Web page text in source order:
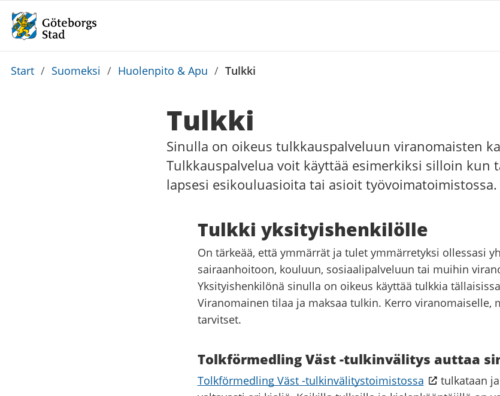
Du
Start / Suomeksi / Huolenpito & Apu / Tulkki
Tulkki
Sinulla on oikeus tulkkauspalveluun viranomaisten
Tulkkauspalvelua voit käyttää esimerkiksi silloin kun
lapsesi esikouluasioita tai asioit työvoimatoimistossa.
Tulkki yksityishenkilölle
On tärkeää, että ymmärrät ja tulet ymmärretyksi ollessasi
sairaanhoitoon, kouluun, sosiaalipalveluun tai muihin
Yksityishenkilönä sinulla on oikeus käyttää tulkkia
Viranomainen tilaa ja maksaa tulkin. Kerro viranomaiselle,
tarvitset.
Tolkförmedling Väst -tulkinvälitys auttaa
Tolkförmedling Väst -tulkinvälitystoimistossa
tulkataan